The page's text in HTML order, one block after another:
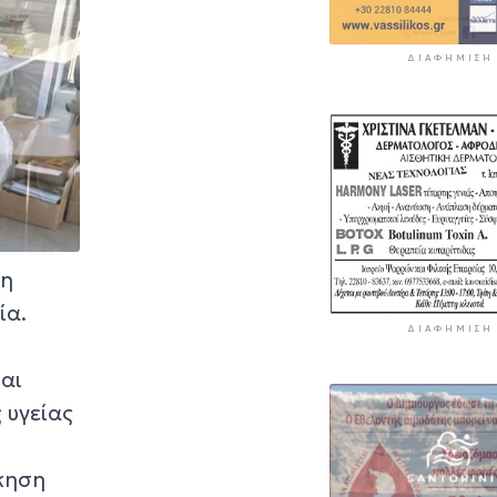
ΔΙΑΦΉΜΙΣΗ
ΔΙΑΦΉΜΙΣΗ